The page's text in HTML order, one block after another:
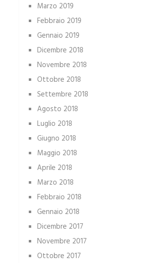
Marzo 2019
Febbraio 2019
Gennaio 2019
Dicembre 2018
Novembre 2018
Ottobre 2018
Settembre 2018
Agosto 2018
Luglio 2018
Giugno 2018
Maggio 2018
Aprile 2018
Marzo 2018
Febbraio 2018
Gennaio 2018
Dicembre 2017
Novembre 2017
Ottobre 2017